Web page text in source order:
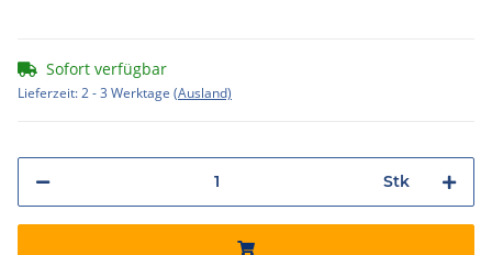
Sofort verfügbar
Lieferzeit:2 - 3 Werktage (Ausland)
Stk